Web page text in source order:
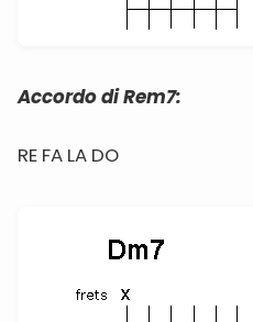
Accordo di Rem7:
RE FA LA DO